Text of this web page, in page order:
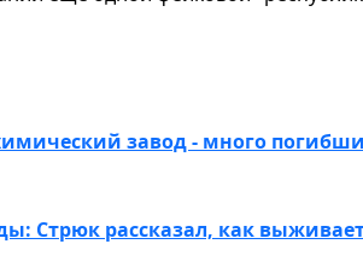
завод - много
Стрюк рассказал, как